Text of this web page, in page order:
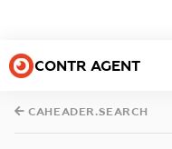
CONTR AGENT
CAHEADER.SEARCH